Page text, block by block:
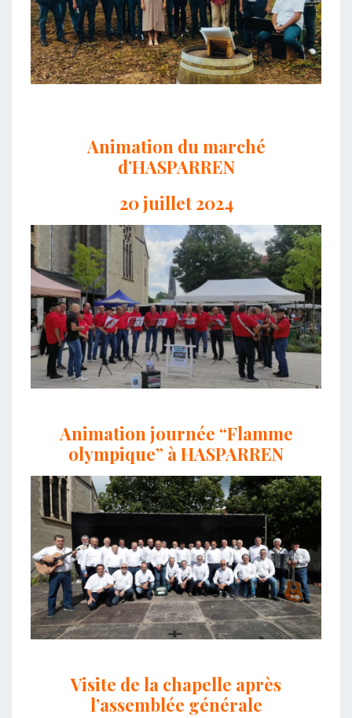
Animation du marché
d’HASPARREN
20 juillet 2024
Animation journée “Flamme
olympique” à HASPARREN
Visite de la chapelle après
l’assemblée générale